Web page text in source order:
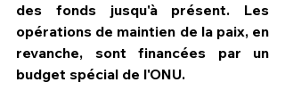
des fonds jusqu'à présent. Les
opérations de maintien de la paix, en
revanche, sont financées par un
budget spécial de l'ONU.